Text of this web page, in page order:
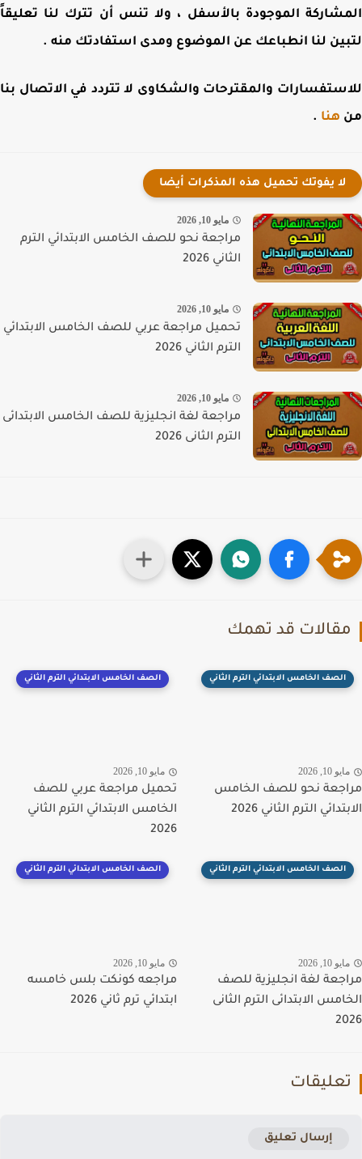
الموجودة بالأسفل ، ولا تنس أن تترك لنا تعليقاً
لنا انطباعك عن الموضوع ومدى استفادتك منه .
والمقترحات والشكاوى لا تتردد في الاتصال بنا
هنا.
لا يفوتك تحميل هذه المذكرات أيضا
مايو 10, 2026
مراجعة نحو للصف الخامس الابتدائي الترم
الثاني 2026
مايو 10, 2026
تحميل مراجعة عربي للصف الخامس الابتدائي
الترم الثاني 2026
مايو 10, 2026
مراجعة لغة انجليزية للصف الخامس الابتدائى
الترم الثانى 2026
قد تهمك
الصف الخامس الابتدائي الترم الثاني
10, 2026
نحو للصف الخامس
الترم الثاني 2026
الصف الخامس الابتدائي الترم الثاني
مايو 10, 2026
تحميل مراجعة عربي للصف
الخامس الابتدائي الترم الثاني
2026
الصف الخامس الابتدائي الترم الثاني
10, 2026
لغة انجليزية للصف
الابتدائى الترم الثانى
الصف الخامس الابتدائي الترم الثاني
مايو 10, 2026
مراجعه كونكت بلس خامسه
ابتدائي ترم ثاني 2026
إرسال تعليق